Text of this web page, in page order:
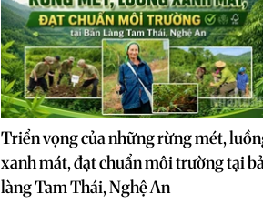
Triển vọng của những rừng mét,
xanh mát, đạt chuẩn môi trường tại
làng Tam Thái, Nghệ An